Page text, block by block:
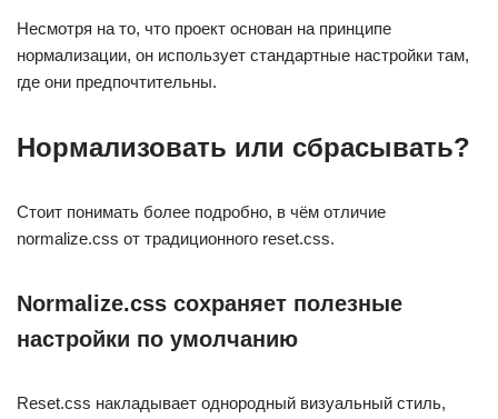
Несмотря на то, что проект основан на принципе
нормализации, он использует стандартные настройки там,
где они предпочтительны.
Нормализовать или сбрасывать?
Стоит понимать более подробно, в чём отличие
normalize.css от традиционного reset.css.
Normalize.css сохраняет полезные
настройки по умолчанию
Reset.css накладывает однородный визуальный стиль,